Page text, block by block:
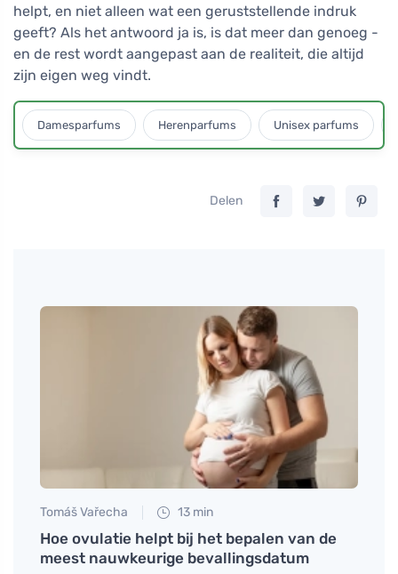
helpt, en niet alleen wat een geruststellende indruk
geeft? Als het antwoord ja is, is dat meer dan genoeg -
en de rest wordt aangepast aan de realiteit, die altijd
zijn eigen weg vindt.
Damesparfums Herenparfums Unisex parfums
Delen
Tomáš Vařecha 13 min
Hoe ovulatie helpt bij het bepalen van de
meest nauwkeurige bevallingsdatum